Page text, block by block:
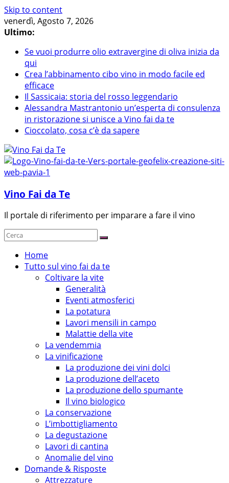
Skip to content
venerdì, Agosto 7, 2026
Ultimo:
Se vuoi produrre olio extravergine di oliva inizia da
qui
Crea l’abbinamento cibo vino in modo facile ed
efficace
Il Sassicaia: storia del rosso leggendario
Alessandra Mastrantonio un’esperta di consulenza
in ristorazione si unisce a Vino fai da te
Cioccolato, cosa c’è da sapere
Vino Fai da Te
Il portale di riferimento per imparare a fare il vino
Home
Tutto sul vino fai da te
Coltivare la vite
Generalità
Eventi atmosferici
La potatura
Lavori mensili in campo
Malattie della vite
La vendemmia
La vinificazione
La produzione dei vini dolci
La produzione dell’aceto
La produzione dello spumante
Il vino biologico
La conservazione
L’imbottigliamento
La degustazione
Lavori di cantina
Anomalie del vino
Domande & Risposte
Attrezzature